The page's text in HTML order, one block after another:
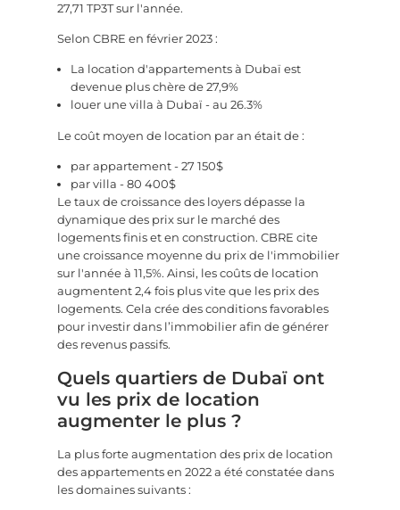
27,71 TP3T sur l'année.
Selon CBRE en février 2023 :
La location d'appartements à Dubaï est
devenue plus chère de 27,9%
louer une villa à Dubaï - au 26.3%
Le coût moyen de location par an était de :
par appartement - 27 150$
par villa - 80 400$
Le taux de croissance des loyers dépasse la
dynamique des prix sur le marché des
logements finis et en construction. CBRE cite
une croissance moyenne du prix de l'immobilier
sur l'année à 11,5%. Ainsi, les coûts de location
augmentent 2,4 fois plus vite que les prix des
logements. Cela crée des conditions favorables
pour investir dans l’immobilier afin de générer
des revenus passifs.
Quels quartiers de Dubaï ont
vu les prix de location
augmenter le plus ?
La plus forte augmentation des prix de location
des appartements en 2022 a été constatée dans
les domaines suivants :